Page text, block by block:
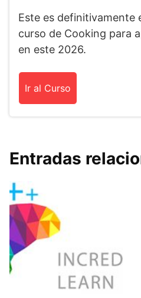
Este es definitivamente
curso de Cooking para
en este 2026.
Ir al Curso
Entradas